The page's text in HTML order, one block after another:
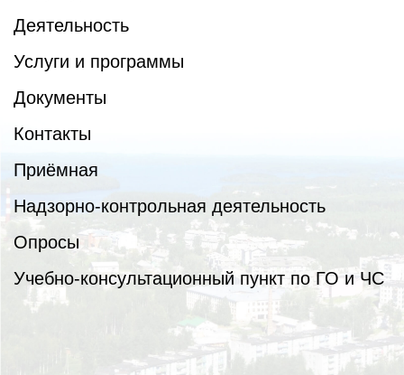
Деятельность
Услуги и программы
Документы
Контакты
Приёмная
Надзорно-контрольная деятельность
Опросы
Учебно-консультационный пункт по ГО и ЧС